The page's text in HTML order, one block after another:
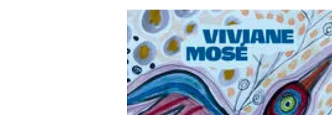
cartolina dupla face
massa modelar acrilex soft 500g
caneta
pincel
tinta guache 250ml